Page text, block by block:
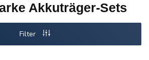
Akkuträger-Sets
Filter